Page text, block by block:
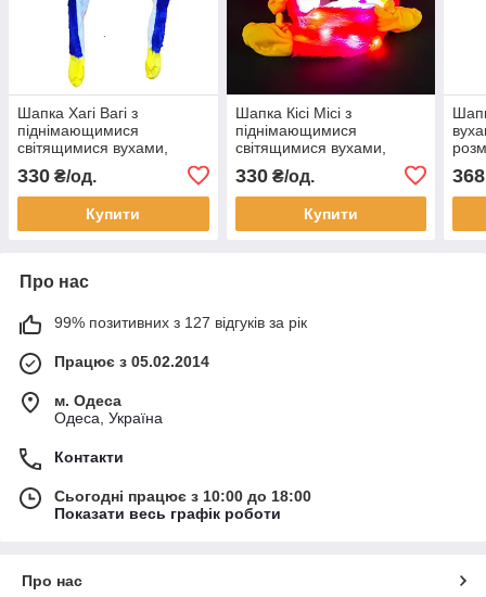
Шапка Хагі Вагі з
піднімающимися
світящимися вухами,
330 ₴/од.
Купити
Шапка Кісі Місі з
піднімающимися
світящимися вухами,
330₴/од.
Купити
368
Про нас
99% позитивних з 127 відгуків за рік
Працює з 05.02.2014
м. Одеса
Одеса, Україна
Контакти
Сьогодні працює з 10:00 до 18:00
Показати весь графік роботи
Про нас